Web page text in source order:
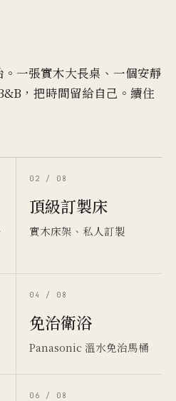
一張實木大長桌、一個安靜
，把時間留給自己。續住
02 / 08
頂級訂製床
實木床架、私人訂製
04 / 08
免治衛浴
Panasonic 溫水免治馬桶
06 / 08